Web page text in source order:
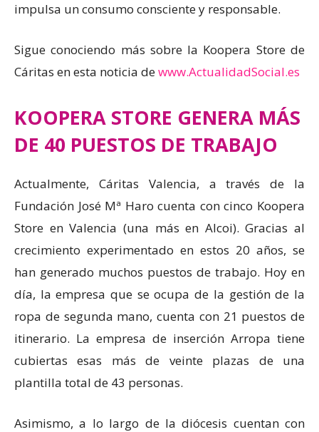
impulsa un consumo consciente y responsable.
Sigue conociendo más sobre la Koopera Store de
Cáritas en esta noticia dewww.ActualidadSocial.es
KOOPERA STORE GENERA MÁS
DE 40 PUESTOS DE TRABAJO
Actualmente, Cáritas Valencia, a través de la
Fundación José Mª Haro cuenta con cinco Koopera
Store en Valencia (una más en Alcoi). Gracias al
crecimiento experimentado en estos 20 años, se
han generado muchos puestos de trabajo. Hoy en
día, la empresa que se ocupa de la gestión de la
ropa de segunda mano, cuenta con 21 puestos de
itinerario. La empresa de inserción Arropa tiene
cubiertas esas más de veinte plazas de una
plantilla total de 43 personas.
Asimismo, a lo largo de la diócesis cuentan con